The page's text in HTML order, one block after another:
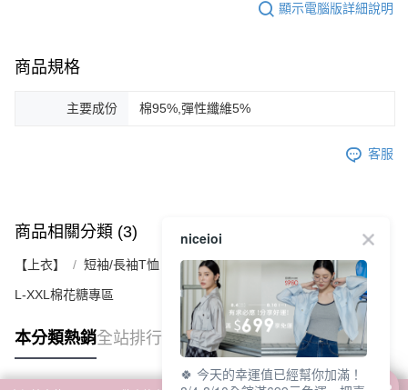
顯示電腦版詳細說明
商品規格
主要成份 棉95%,彈性纖維5%
客服
商品相關分類 (3) 查看全部
【上衣】 短袖/長袖T恤｜連帽上衣｜休閒上衣
L-XXL棉花糖專區
本分類熱銷全站排行
niceioi
🍀 今天的幸運值已經幫你加滿！